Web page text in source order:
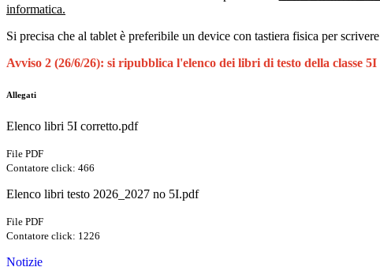
informatica.
Si precisa che al tablet è preferibile un device con tastiera fisica per
Avviso 2 (26/6/26): si ripubblica l'elenco dei libri di testo della classe
Allegati
Elenco libri 5I corretto.pdf
File PDF
Contatore click: 466
Elenco libri testo 2026_2027 no 5I.pdf
File PDF
Contatore click: 1226
Notizie